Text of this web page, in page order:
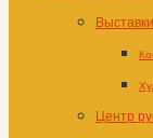
Центр